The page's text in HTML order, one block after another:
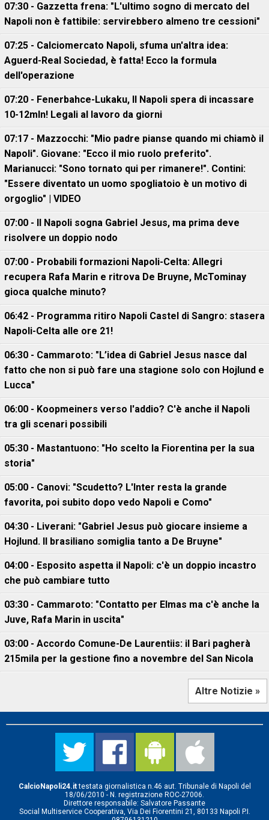
07:30 - Gazzetta frena: "L'ultimo sogno di mercato del
Napoli non è fattibile: servirebbero almeno tre cessioni"
07:25 - Calciomercato Napoli, sfuma un'altra idea:
Aguerd-Real Sociedad, è fatta! Ecco la formula
dell'operazione
07:20 - Fenerbahce-Lukaku, ll Napoli spera di incassare
10-12mln! Legali al lavoro da giorni
07:17 - Mazzocchi: "Mio padre pianse quando mi chiamò il
Napoli". Giovane: "Ecco il mio ruolo preferito".
Marianucci: "Sono tornato qui per rimanere!". Contini:
"Essere diventato un uomo spogliatoio è un motivo di
orgoglio" | VIDEO
07:00 - Il Napoli sogna Gabriel Jesus, ma prima deve
risolvere un doppio nodo
07:00 - Probabili formazioni Napoli-Celta: Allegri
recupera Rafa Marin e ritrova De Bruyne, McTominay
gioca qualche minuto?
06:42 - Programma ritiro Napoli Castel di Sangro: stasera
Napoli-Celta alle ore 21!
06:30 - Cammaroto: "L’idea di Gabriel Jesus nasce dal
fatto che non si può fare una stagione solo con Hojlund e
Lucca"
06:00 - Koopmeiners verso l'addio? C'è anche il Napoli
tra gli scenari possibili
05:30 - Mastantuono: "Ho scelto la Fiorentina per la sua
storia"
05:00 - Canovi: "Scudetto? L'Inter resta la grande
favorita, poi subito dopo vedo Napoli e Como"
04:30 - Liverani: "Gabriel Jesus può giocare insieme a
Hojlund. Il brasiliano somiglia tanto a De Bruyne"
04:00 - Esposito aspetta il Napoli: c'è un doppio incastro
che può cambiare tutto
03:30 - Cammaroto: "Contatto per Elmas ma c'è anche la
Juve, Rafa Marin in uscita"
03:00 - Accordo Comune-De Laurentiis: il Bari pagherà
215mila per la gestione fino a novembre del San Nicola
Altre Notizie »
CalcioNapoli24.ittestata giornalistica n.46 aut. Tribunale di Napoli del
18/06/2010 - N. registrazione ROC-27006.
Direttore responsabile: Salvatore Passante
Social Multiservice Cooperativa, Via Dei Fiorentini 21, 80133 Napoli P.I.